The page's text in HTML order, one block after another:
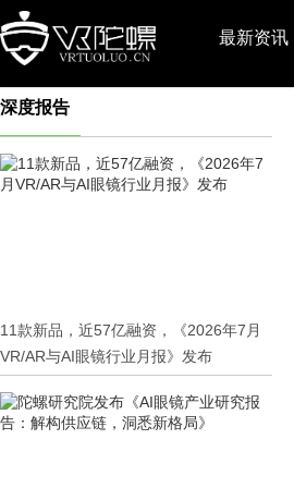
最新资讯
深度报告
11款新品，近57亿融资，《2026年7月
VR/AR与AI眼镜行业月报》发布